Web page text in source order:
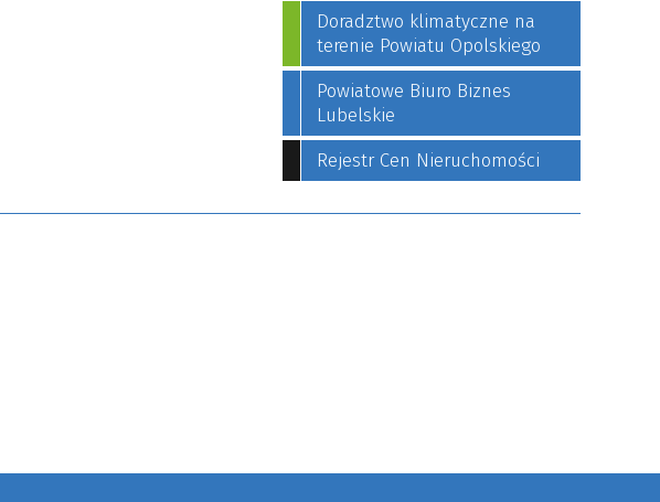
Doradztwo klimatyczne na
terenie Powiatu Opolskiego
Powiatowe Biuro Biznes
Lubelskie
Rejestr Cen Nieruchomości